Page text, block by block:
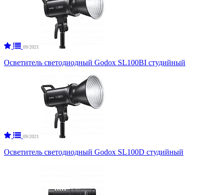
09/2021
Осветитель светодиодный Godox SL100BI студийный
09/2021
Осветитель светодиодный Godox SL100D студийный